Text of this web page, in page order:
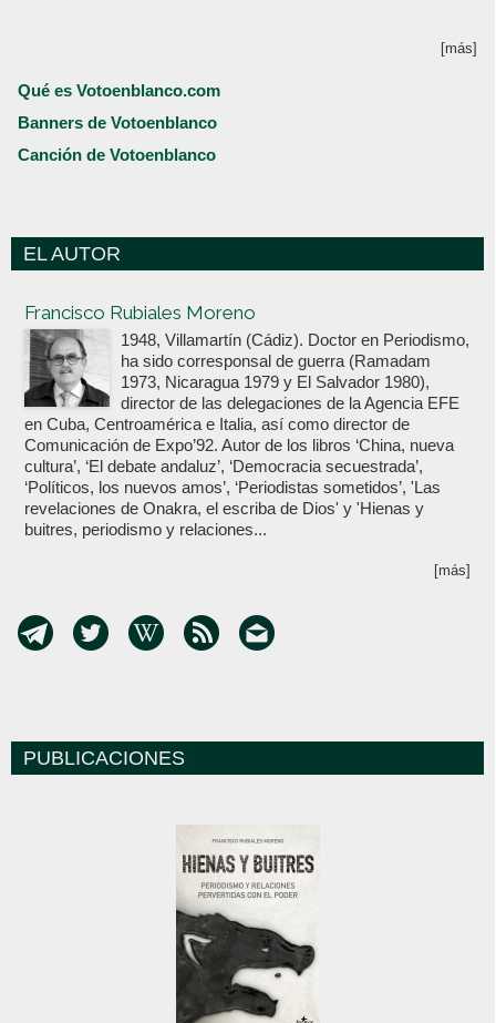
[más]
Qué es Votoenblanco.com
Banners de Votoenblanco
Canción de Votoenblanco
EL AUTOR
Francisco Rubiales Moreno
1948, Villamartín (Cádiz). Doctor en Periodismo,
ha sido corresponsal de guerra (Ramadam
1973, Nicaragua 1979 y El Salvador 1980),
director de las delegaciones de la Agencia EFE
en Cuba, Centroamérica e Italia, así como director de
Comunicación de Expo’92. Autor de los libros ‘China, nueva
cultura’, ‘El debate andaluz’, ‘Democracia secuestrada’,
‘Políticos, los nuevos amos’, ‘Periodistas sometidos’, 'Las
revelaciones de Onakra, el escriba de Dios' y 'Hienas y
buitres, periodismo y relaciones...
[más]
PUBLICACIONES